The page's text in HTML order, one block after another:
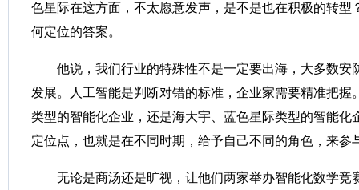
色星际在这方面，不太愿意发声，是不是也在积极的转型
何定位的答案。
他说，我们行业的特殊性不是一定要出海，大多数安
发展。人工智能是判断对错的标准，企业家需要精准把握
类型的智能化企业，还是海大宇、蓝色星际类型的智能化
定位点，也就是在不同时期，给予自己不同的角色，来参
无论是商汤还是旷视，让他们两家举办智能化数学竞